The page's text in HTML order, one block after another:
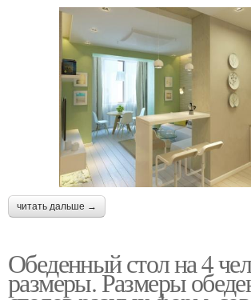
читать дальше →
Обеденный стол на 4
размеры. Размеры